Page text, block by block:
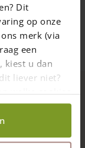
Dit
op onze
merk (via
een
kiest u dan
liever niet?
welke cookies